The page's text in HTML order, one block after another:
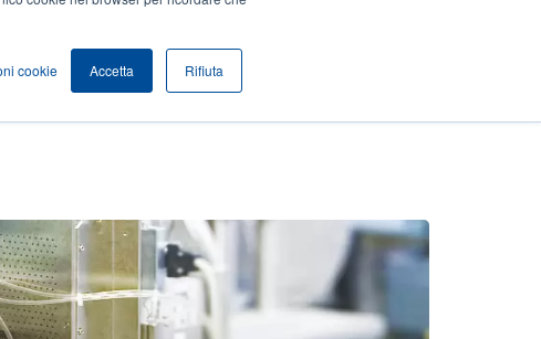
cookie Accetta Rifiuta